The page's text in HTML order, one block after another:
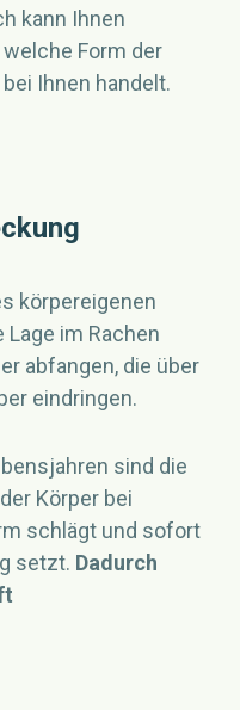
kann Ihnen
Form der
Ihnen handelt.
körpereigenen
im Rachen
abfangen, die über
eindringen.
sind die
Körper bei
schlägt und sofort
setzt. Dadurch